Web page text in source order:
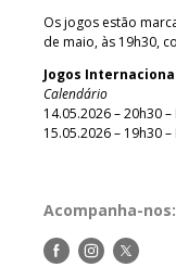
Os jogos estão
de maio, às 19h30,
Jogos
Calendário
14.05.2026 – 20h30
15.05.2026 – 19h30
Acompanha-nos:
Siga-Siga-Siga-